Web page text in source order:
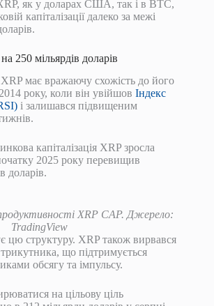
як у доларах США, так і в BTC,
капіталізації далеко за межі
250 мільярдів доларів
має вражаючу схожість до його
року, коли він увійшов Індекс
і залишався підвищеним
капіталізація XRP зросла
2025 року перевищив
доларів.
XRP CAP. Джерело:
TradingView
цю структуру. XRP також вирвався
що підтримується
обсягу та імпульсу.
на цільову ціль